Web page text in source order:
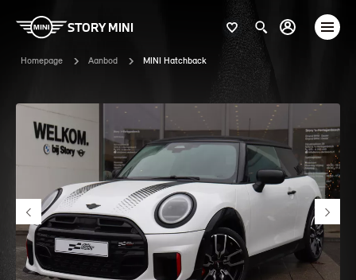
STORY MINI
Homepage Aanbod MINI Hatchback